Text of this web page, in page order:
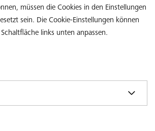
müssen die Cookies in den Einstellungen
sein. Die Cookie-Einstellungen können
links unten anpassen.